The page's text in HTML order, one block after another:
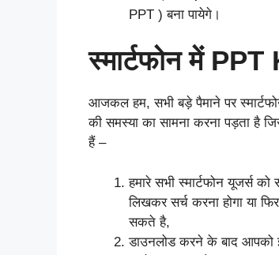
PPT ) बना पायेगे।
स्मार्टफोन में
आजकल हम, सभी बड़े पैमाने पर
की समस्या का सामना करना पड़ता है
हैं –
हमारे सभी स्मार्टफोन यूजर्स
लिखकर सर्च करना होगा या
सकते है,
डाउनलोड करने के बाद आपको